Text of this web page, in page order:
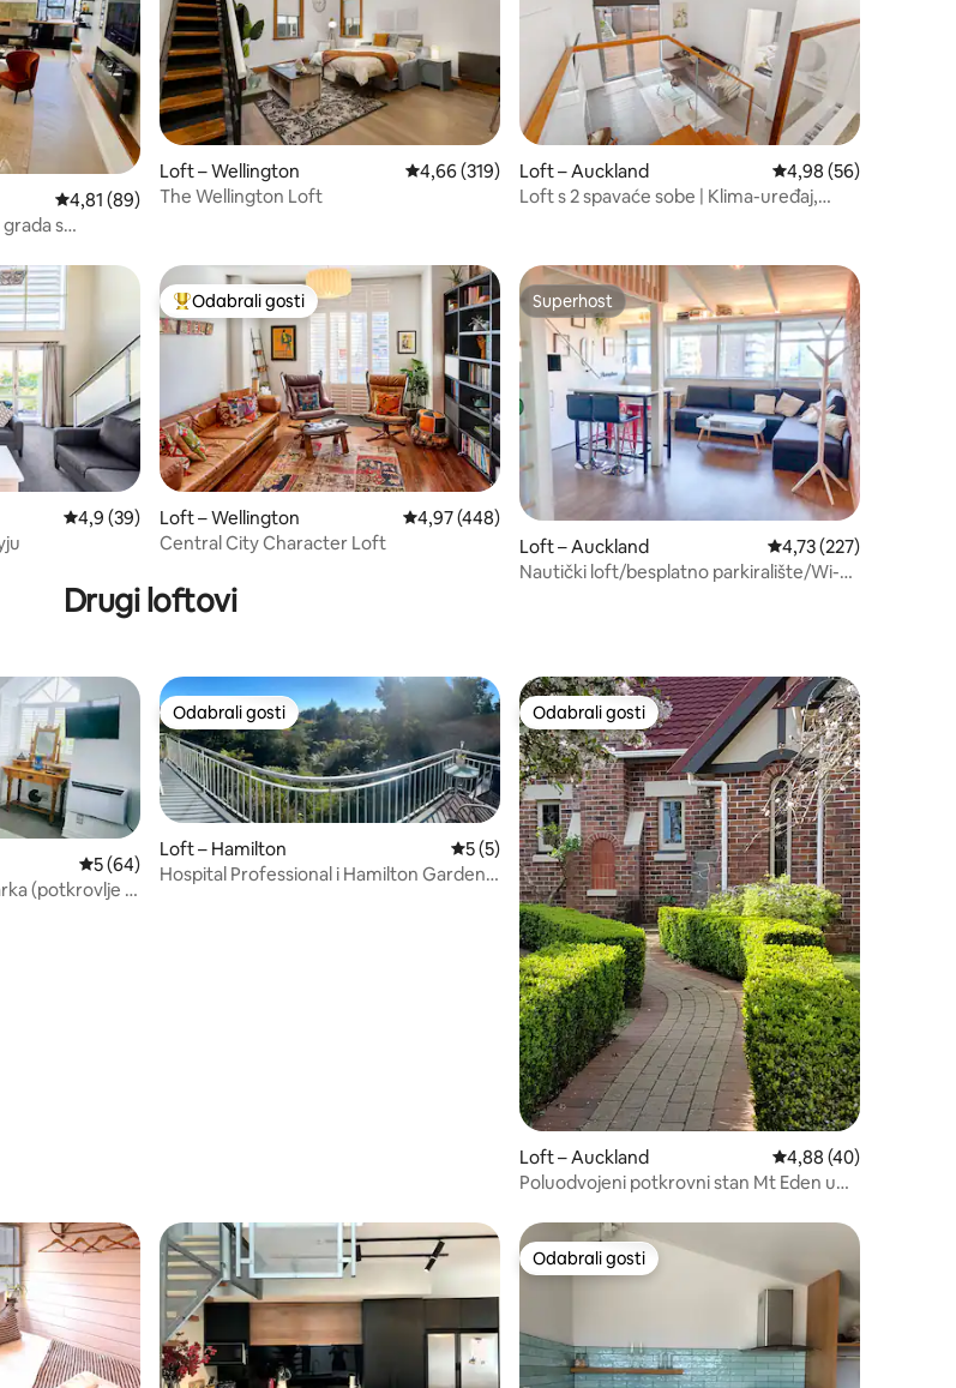
Prosječna ocjena: 4,81/5, recenzija: 89
4,81 (89)
s
Loft – Wellington Prosječna ocjena: 4,66/5, recenzija: 319
4,66 (319)
The Wellington Loft
Loft – Auckland Prosječna ocjena:
4,98 (56)
Loft s 2 spavaće sobe | Klima-uređaj,
Prosječna ocjena: 4,9/5, recenzija: 39
4,9 (39)
Među najviše rangiranima s oznakom „Odabrali gosti”
Odabrali gosti
Loft – Wellington Prosječna ocjena: 4,97/5, recenzija: 448
4,97 (448)
Central City Character Loft
Superhost
Superhost
Loft – Auckland Prosječna ocjena:
4,73 (227)
Nautički loft/besplatno parkiralište/Wi-
Drugi loftovi
s oznakom „Odabrali gosti”
Prosječna ocjena: 5/5, recenzija: 64
5 (64)
(potkrovlje –
Odabrali gosti
Odabrali gosti
Loft – Hamilton Prosječna ocjena: 5/5, recenzija: 5
5 (5)
Hospital Professional i Hamilton Garden
Odabrali gosti
Odabrali gosti
Loft – Auckland Prosječna ocjena:
4,88 (40)
Poluodvojeni potkrovni stan Mt Eden u
Odabrali gosti
Odabrali gosti